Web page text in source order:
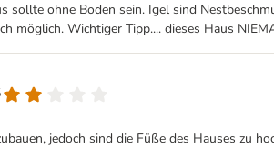
sollte ohne Boden sein. Igel sind
möglich. Wichtiger Tipp.... dieses Haus
jedoch sind die Füße des Hauses zu